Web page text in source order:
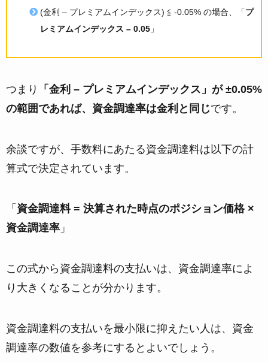
(金利 – プレミアムインデックス) ≦ -0.05% の場合、「プ
レミアムインデックス – 0.05」
つまり
「金利 – プレミアムインデックス」が ±0.05%
の範囲であれば、資金調達率は金利と同じです。
余談ですが、手数料にあたる資金調達料は以下の計
算式で決定されています。
「 資金調達料 = 決算された時点のポジション価格 ×
資金調達率 」
この式から資金調達料の支払いは、資金調達率によ
り大きくなることが分かります。
資金調達料の支払いを最小限に抑えたい人は、資金
調達率の数値を参考にするとよいでしょう。